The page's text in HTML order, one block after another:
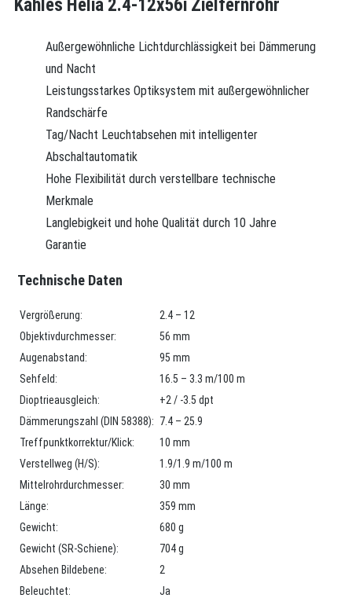
Kahles Helia 2.4-12x56i Zielfernrohr
Außergewöhnliche Lichtdurchlässigkeit bei Dämmerung
und Nacht
Leistungsstarkes Optiksystem mit außergewöhnlicher
Randschärfe
Tag/Nacht Leuchtabsehen mit intelligenter
Abschaltautomatik
Hohe Flexibilität durch verstellbare technische
Merkmale
Langlebigkeit und hohe Qualität durch 10 Jahre
Garantie
Technische Daten
Vergrößerung:
2.4 – 12
Objektivdurchmesser:
56 mm
Augenabstand:
95 mm
Sehfeld:
16.5 – 3.3 m/100 m
Dioptrieausgleich:
+2 / -3.5 dpt
Dämmerungszahl (DIN 58388): 7.4 – 25.9
Treffpunktkorrektur/Klick:
10 mm
Verstellweg (H/S):
1.9/1.9 m/100 m
Mittelrohrdurchmesser:
30 mm
Länge:
359 mm
Gewicht:
680 g
Gewicht (SR-Schiene):
704 g
Absehen Bildebene:
2
Beleuchtet:
Ja